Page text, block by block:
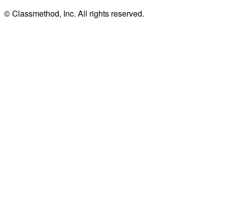
© Classmethod, Inc. All rights reserved.